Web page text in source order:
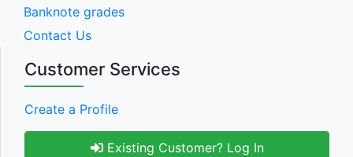
Banknote grades
Contact Us
Customer Services
Create a Profile
Existing Customer? Log In